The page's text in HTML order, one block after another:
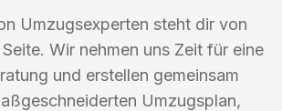
Umzugsexperten steht dir von
Wir nehmen uns Zeit für eine
und erstellen gemeinsam
Umzugsplan,